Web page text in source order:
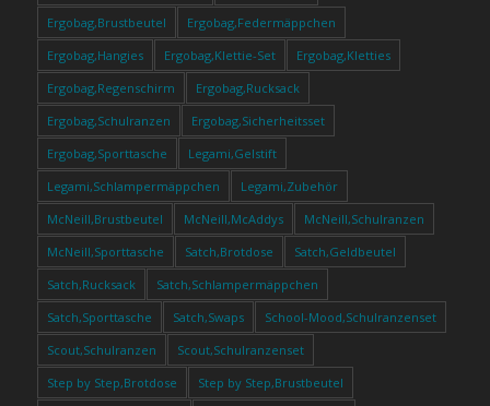
Ergobag,Brustbeutel
Ergobag,Federmäppchen
Ergobag,Hangies
Ergobag,Klettie-Set
Ergobag,Kletties
Ergobag,Regenschirm
Ergobag,Rucksack
Ergobag,Schulranzen
Ergobag,Sicherheitsset
Ergobag,Sporttasche
Legami,Gelstift
Legami,Schlampermäppchen
Legami,Zubehör
McNeill,Brustbeutel
McNeill,McAddys
McNeill,Schulranzen
McNeill,Sporttasche
Satch,Brotdose
Satch,Geldbeutel
Satch,Rucksack
Satch,Schlampermäppchen
Satch,Sporttasche
Satch,Swaps
School-Mood,Schulranzenset
Scout,Schulranzen
Scout,Schulranzenset
Step by Step,Brotdose
Step by Step,Brustbeutel